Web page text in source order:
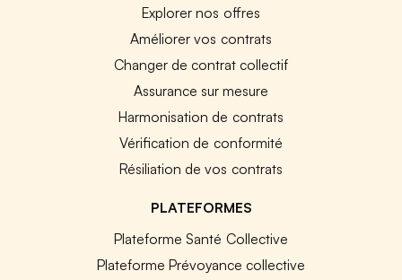
Explorer nos offres
Améliorer vos contrats
Changer de contrat collectif
Assurance sur mesure
Harmonisation de contrats
Vérification de conformité
Résiliation de vos contrats
PLATEFORMES
Plateforme Santé Collective
Plateforme Prévoyance collective